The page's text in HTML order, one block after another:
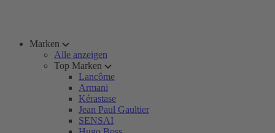
Marken
Alle anzeigen
Top Marken
Lancôme
Armani
Kérastase
Jean Paul Gaultier
SENSAI